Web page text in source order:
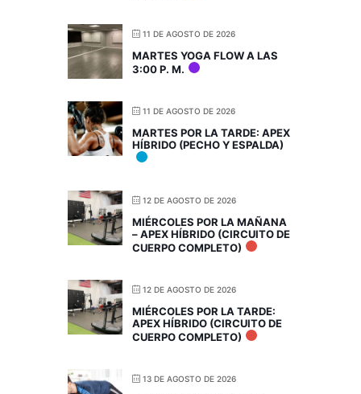
11 DE AGOSTO DE 2026
MARTES YOGA FLOW A LAS
3:00 P. M.
11 DE AGOSTO DE 2026
MARTES POR LA TARDE: APEX
HÍBRIDO (PECHO Y ESPALDA)
12 DE AGOSTO DE 2026
MIÉRCOLES POR LA MAÑANA
– APEX HÍBRIDO (CIRCUITO DE
CUERPO COMPLETO)
12 DE AGOSTO DE 2026
MIÉRCOLES POR LA TARDE:
APEX HÍBRIDO (CIRCUITO DE
CUERPO COMPLETO)
13 DE AGOSTO DE 2026